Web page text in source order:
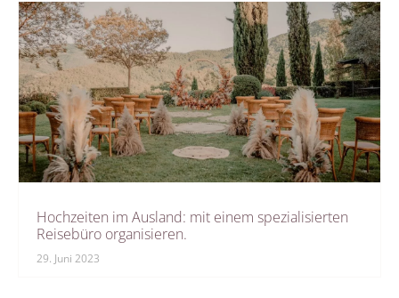
Hochzeiten im Ausland: mit einem spezialisierten
Reisebüro organisieren.
29. Juni 2023